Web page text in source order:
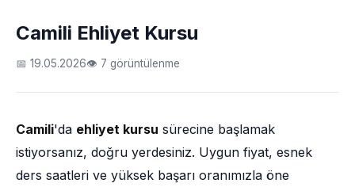
Camili Ehliyet Kursu
📅 19.05.2026👁 7 görüntülenme
Camili'da ehliyet kursu sürecine başlamak
istiyorsanız, doğru yerdesiniz. Uygun fiyat, esnek
ders saatleri ve yüksek başarı oranımızla öne